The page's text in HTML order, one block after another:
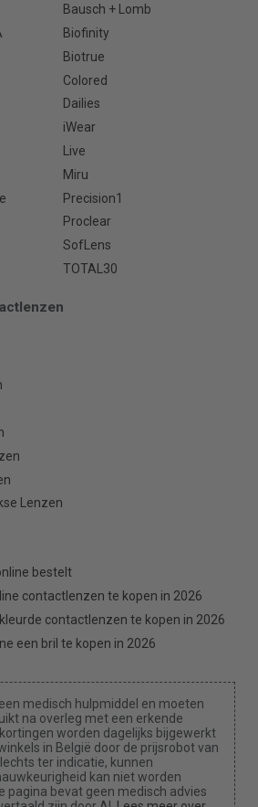
Bausch + Lomb
Biofinity
Biotrue
Colored
Dailies
iWear
Live
Miru
Precision1
Proclear
SofLens
TOTAL30
Lenzen
bestelt
contactlenzen te kopen in 2026
contactlenzen te kopen in 2026
een bril te kopen in 2026
medisch hulpmiddel en moeten
na overleg met een erkende
worden dagelijks bijgewerkt
in België door de prijsrobot van
ter indicatie, kunnen
kan niet worden
pagina bevat geen medisch advies